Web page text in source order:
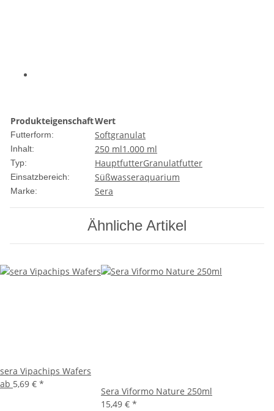
ProdukteigenschaftWert
Futterform: Softgranulat
Inhalt: 250 ml1.000 ml
Typ: HauptfutterGranulatfutter
Einsatzbereich: Süßwasseraquarium
Marke: Sera
Ähnliche Artikel
sera Vipachips Wafers
ab 5,69 € *
Sera Viformo Nature 250ml
15,49 € *